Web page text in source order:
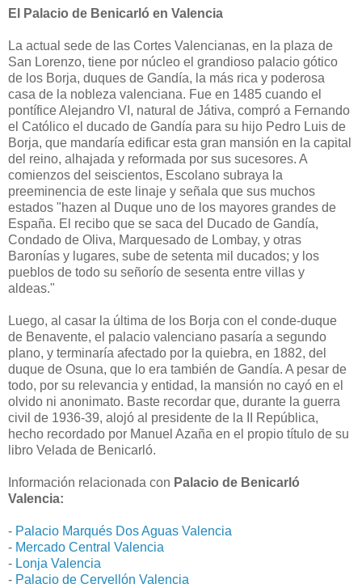
El Palacio de Benicarló en Valencia
La actual sede de las Cortes Valencianas, en la plaza de
San Lorenzo, tiene por núcleo el grandioso palacio gótico
de los Borja, duques de Gandía, la más rica y poderosa
casa de la nobleza valenciana. Fue en 1485 cuando el
pontífice Alejandro VI, natural de Játiva, compró a Fernando
el Católico el ducado de Gandía para su hijo Pedro Luis de
Borja, que mandaría edificar esta gran mansión en la capital
del reino, alhajada y reformada por sus sucesores. A
comienzos del seiscientos, Escolano subraya la
preeminencia de este linaje y señala que sus muchos
estados "hazen al Duque uno de los mayores grandes de
España. El recibo que se saca del Ducado de Gandía,
Condado de Oliva, Marquesado de Lombay, y otras
Baronías y lugares, sube de setenta mil ducados; y los
pueblos de todo su señorío de sesenta entre villas y
aldeas."
Luego, al casar la última de los Borja con el conde-duque
de Benavente, el palacio valenciano pasaría a segundo
plano, y terminaría afectado por la quiebra, en 1882, del
duque de Osuna, que lo era también de Gandía. A pesar de
todo, por su relevancia y entidad, la mansión no cayó en el
olvido ni anonimato. Baste recordar que, durante la guerra
civil de 1936-39, alojó al presidente de la II República,
hecho recordado por Manuel Azaña en el propio título de su
libro Velada de Benicarló.
Información relacionada con Palacio de Benicarló
Valencia:
- Palacio Marqués Dos Aguas Valencia
- Mercado Central Valencia
- Lonja Valencia
- Palacio de Cervellón Valencia